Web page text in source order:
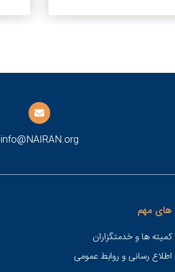
info@NAIRAN.org
های مهم
کمیته ها و خدمتگزاران
اطلاع رسانی و روابط عمومی